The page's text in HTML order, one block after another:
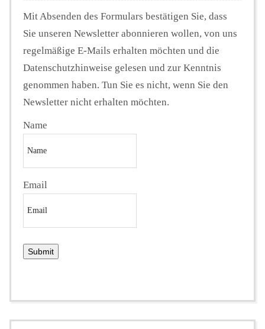
Mit Absenden des Formulars bestätigen Sie, dass
Sie unseren Newsletter abonnieren wollen, von uns
regelmäßige E-Mails erhalten möchten und die
Datenschutzhinweise gelesen und zur Kenntnis
genommen haben. Tun Sie es nicht, wenn Sie den
Newsletter nicht erhalten möchten.
Name
Email